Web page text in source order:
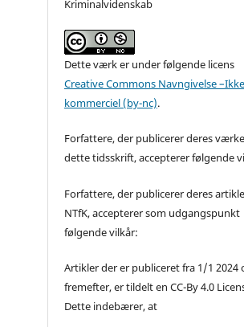
Kriminalvidenskab
Dette værk er under følgende licens
Creative Commons Navngivelse
kommerciel (by-nc).
Forfattere, der publicerer deres
dette tidsskrift, accepterer følgende
Forfattere, der publicerer deres
NTfK, accepterer som udgangspunkt
følgende vilkår:
Artikler der er publiceret fra 1/1 2024
fremefter, er tildelt en CC-By 4.0
Dette indebærer, at